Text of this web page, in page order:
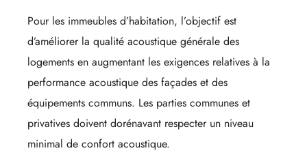
Pour les immeubles d’habitation, l’objectif est
d’améliorer la qualité acoustique générale des
logements en augmentant les exigences relatives à la
performance acoustique des façades et des
équipements communs. Les parties communes et
privatives doivent dorénavant respecter un niveau
minimal de confort acoustique.